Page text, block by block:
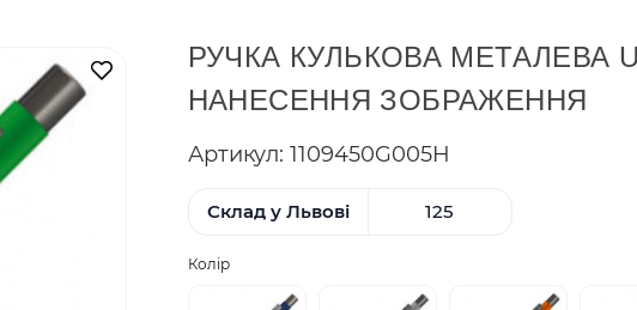
В закладкиРУЧКА КУЛЬКОВА МЕТАЛЕВА
НАНЕСЕННЯ ЗОБРАЖЕННЯ
Артикул: 1109450G005H
Склад у Львові 125
Колір